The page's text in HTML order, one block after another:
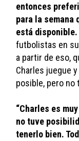
entonces
para la semana
está disponible.
futbolistas en
a partir de eso,
Charles juegue
posible, pero no
“Charles es
no tuve
tenerlo bien.